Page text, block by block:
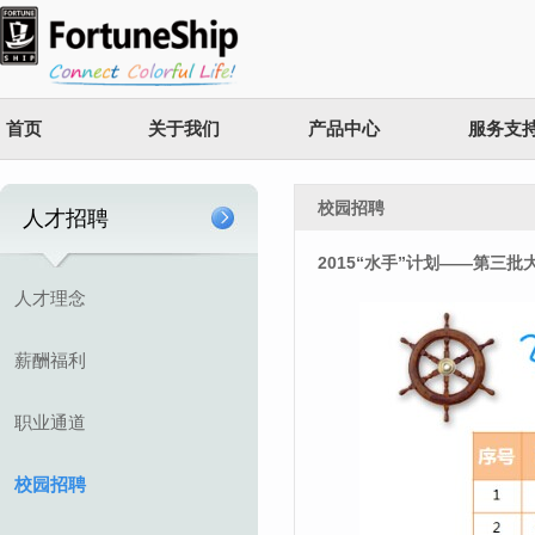
首页 关于我们 产品中心 服务支
人才招聘
人才理念
薪酬福利
职业通道
校园招聘
校园招聘
2015“水手”计划——第三批